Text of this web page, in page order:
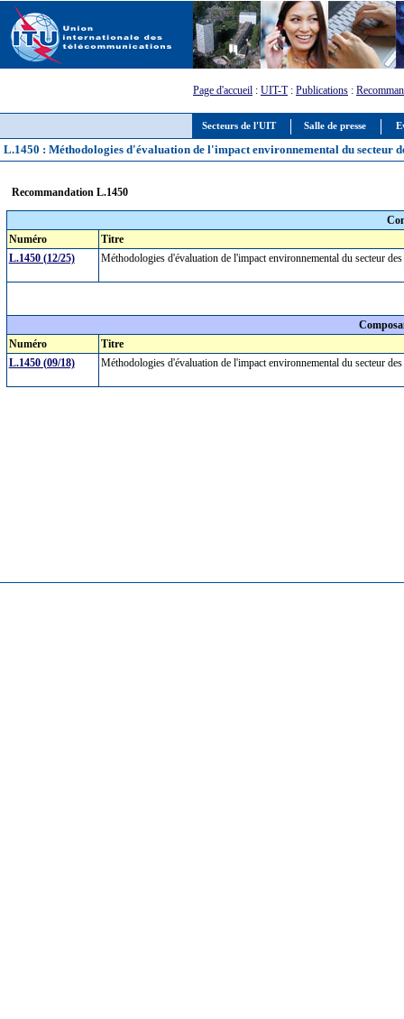
Secteurs de l'UIT Salle de presse
Page d'accueil : UIT-T: Publications :
L.1450 : Méthodologies d'évaluation de l'impact environnemental du secteur
Recommandation L.1450
Numéro
Titre
L.1450 (12/25)
Méthodologies d'évaluation de l'impact environnemental du secteur
Numéro
Titre
L.1450 (09/18)
Méthodologies d'évaluation de l'impact environnemental du secteur